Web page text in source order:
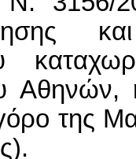
και
της